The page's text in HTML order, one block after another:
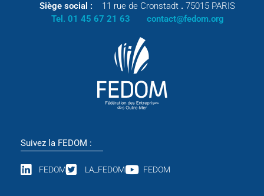
Siège social : 11 rue de Cronstadt . 75015 PARIS
Tel. 01 45 67 21 63 contact@fedom.org
Suivez la FEDOM :
FEDOM LA_FEDOM FEDOM